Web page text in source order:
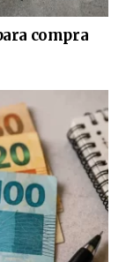
compra